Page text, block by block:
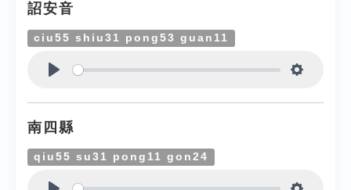
詔安音
ciu55 shiu31 pong53 guan11
南四縣
qiu55 su31 pong11 gon24